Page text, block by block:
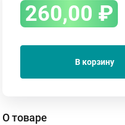
260,00 ₽
В корзину
О товаре